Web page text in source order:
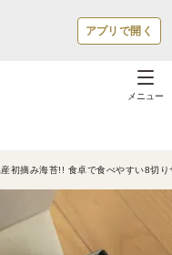
アプリで開く
メニュー
初摘み海苔!! 食卓で食べやすい8切り